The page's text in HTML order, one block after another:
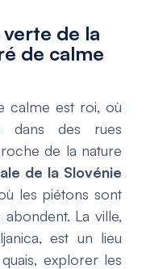
de la
de calme
calme est roi, où
dans des rues
de la nature
de la Slovénie
les piétons sont
La ville,
est un lieu
explorer les